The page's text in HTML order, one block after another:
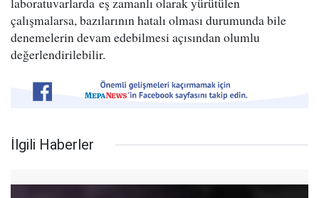
çalışmalarsa, bazılarının hatalı olması durumunda bile
denemelerin devam edebilmesi açısından olumlu
değerlendirilebilir.
İlgili Haberler